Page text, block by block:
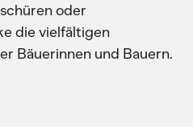
oder
die vielfältigen
Bäuerinnen und Bauern.